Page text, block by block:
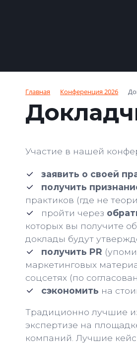
Главная Конференция 2026
Участие в нашей
заявить о своей
получить
практиков (где не
пройти через
которых вы получите
доклады будут
получить PR
маркетинговых
соцсетях (по
сэкономить на
Традиционно лучшие
экспертизе на
компаний. Лучшие